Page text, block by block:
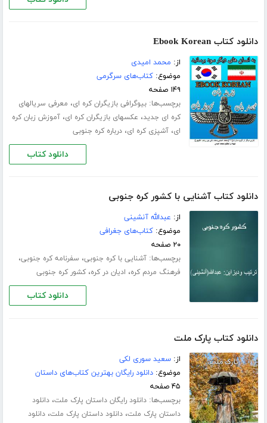
دانلود کتاب Ebook Korean
از: محمد امیدی
موضوع:کتاب‌های سرگرمی
۱۴۹ صفحه
برچسب‌ها:بیوگرافی بازیگران کره ای، معرفی سریالهای
کره ای جدید، عکسهای بازیگران کره ای،آموزش زبان کره
ای،آشپزی کره ای،درباره کره جنوبی
دانلود کتاب
دانلود کتاب آشنایی با کشور کره جنوبی
از: عبدالله آنشینی
موضوع:کتاب‌های جغرافی
۲۰ صفحه
برچسب‌ها:آشنایی با کره جنوبی، سفرنامه کره جنوبی،
فرهنگ مردم کره، ادیان در کره،کشور کره جنوبی
دانلود کتاب
دانلود کتاب پارک ملت
از:سعید سوری لکی
موضوع:دانلود رایگان بهترین کتاب‌های داستان
۴۵ صفحه
برچسب‌ها:دانلود رایگان داستان پارک ملت،دانلود
داستان پارک ملت،دانلود داستان پارک ملت،دانلود